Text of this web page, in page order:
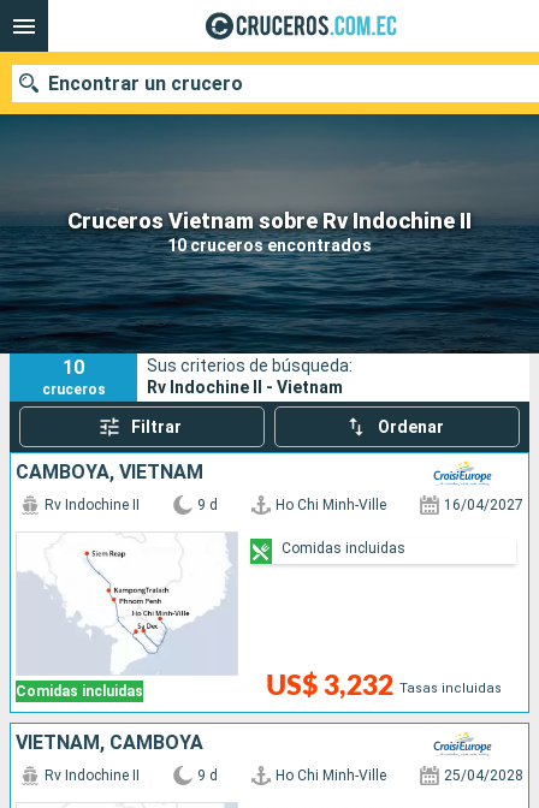
Cruceros Vietnam sobre Rv Indochine II
10 cruceros encontrados
Encontrar un crucero
Nuestros destinos
Fecha de salida
Puertos Compañías
Buscar
10
cruceros
Sus criterios de búsqueda:
Rv Indochine II - Vietnam
Filtrar Ordenar
CAMBOYA, VIETNAM
Comidas incluidas
Rv Indochine II 9 d Ho Chi Minh-Ville 16/04/2027
US$ 3,232 Tasas incluidas
Comidas incluidas
VIETNAM, CAMBOYA
Rv Indochine II 9 d Ho Chi Minh-Ville 25/04/2028